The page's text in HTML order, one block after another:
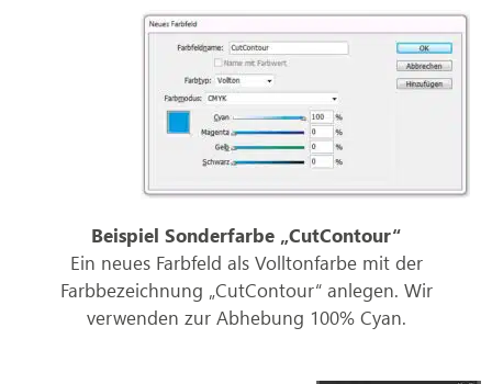
Beispiel Sonderfarbe „CutContour“
Ein neues Farbfeld als Volltonfarbe mit der
Farbbezeichnung „CutContour“ anlegen. Wir
verwenden zur Abhebung 100% Cyan.